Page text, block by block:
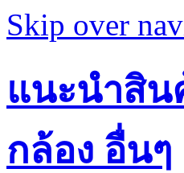
Skip over
แนะนำสิน
กล้อง อื่นๆ